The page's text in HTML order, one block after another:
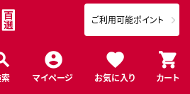
マイページ お気に入り カート
ご利用可能ポイント